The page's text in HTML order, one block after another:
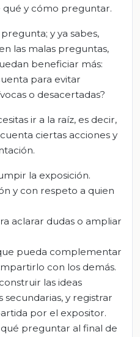
qué y cómo preguntar.
y ya sabes,
las malas preguntas,
beneficiar más:
para evitar
o desacertadas?
ir a la raíz, es decir,
ciertas acciones y
la exposición.
y con respeto a quien
aclarar dudas o ampliar
pueda complementar
con los demás.
las ideas
secundarias, y registrar
por el expositor.
preguntar al final de